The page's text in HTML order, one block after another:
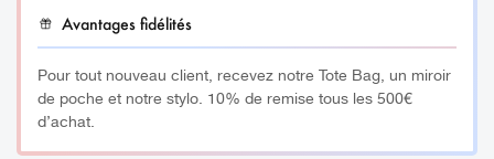
Avantages fidélités
Pour tout nouveau client, recevez notre Tote Bag, un miroir
de poche et notre stylo. 10% de remise tous les 500€
d’achat.